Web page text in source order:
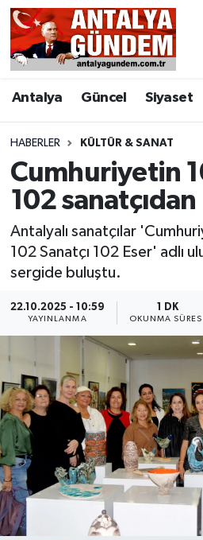
Antalya Güncel Siyaset
HABERLER KÜLTÜR & SANAT
Cumhuriyetin
102
Antalyalı sanatçılar
102 Sanatçı 102 Eser' adlı
sergide buluştu.
22.10.2025 - 10:59
YAYINLANMA
1 DK
OKUNMA SÜRESI
Antalya
Asayiş
Bilim & Teknoloji
Bölge
EĞİTİM
Ekonomi
Genel
Görüntülü Haber
Güncel
Kültür & Sanat
Magazin
Resmi İlan
Antalya Nöbetçi
Antalya Hava Durumu
Antalya Namaz Vakitleri
Antalya Trafik Yoğunluk
Süper Lig Puan Durumu
Tüm Manşetler
Son Dakika Haberleri
Haber Arşivi